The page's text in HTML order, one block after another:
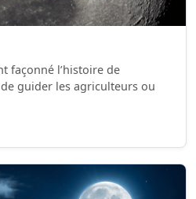
façonné l’histoire de
de guider les agriculteurs ou